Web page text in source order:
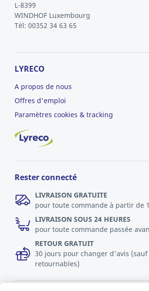
L-8399
WINDHOF Luxembourg
Tél: 00352 34 63 65
LYRECO
A propos de nous
Offres d'emploi
Paramètres cookies & tracking
Rester connecté
LIVRAISON GRATUITE
pour toute commande à partir de
LIVRAISON SOUS 24 HEURES
pour toute commande passée
RETOUR GRATUIT
30 jours pour changer d'avis
retournables)